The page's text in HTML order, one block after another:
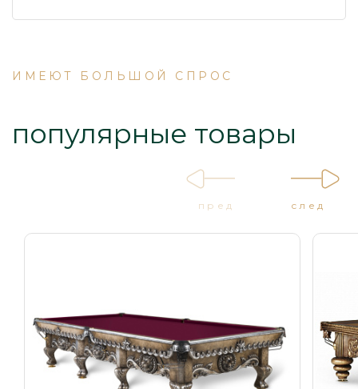
ИМЕЮТ БОЛЬШОЙ СПРОС
популярные товары
пред след